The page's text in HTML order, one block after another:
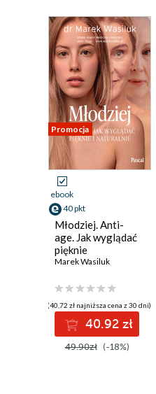
Promocja
ebook
40 pkt
Młodziej. Anti-
age. Jak wyglądać
pięknie
Marek Wasiluk
(40,72 zł najniższa cena z 30 dni)
40.92 zł
49.90zł (-18%)